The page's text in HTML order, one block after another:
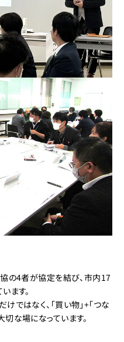
協の4者が協定を結び、市内17
ます。
ではなく、「買い物」+「つな
な場になっています。